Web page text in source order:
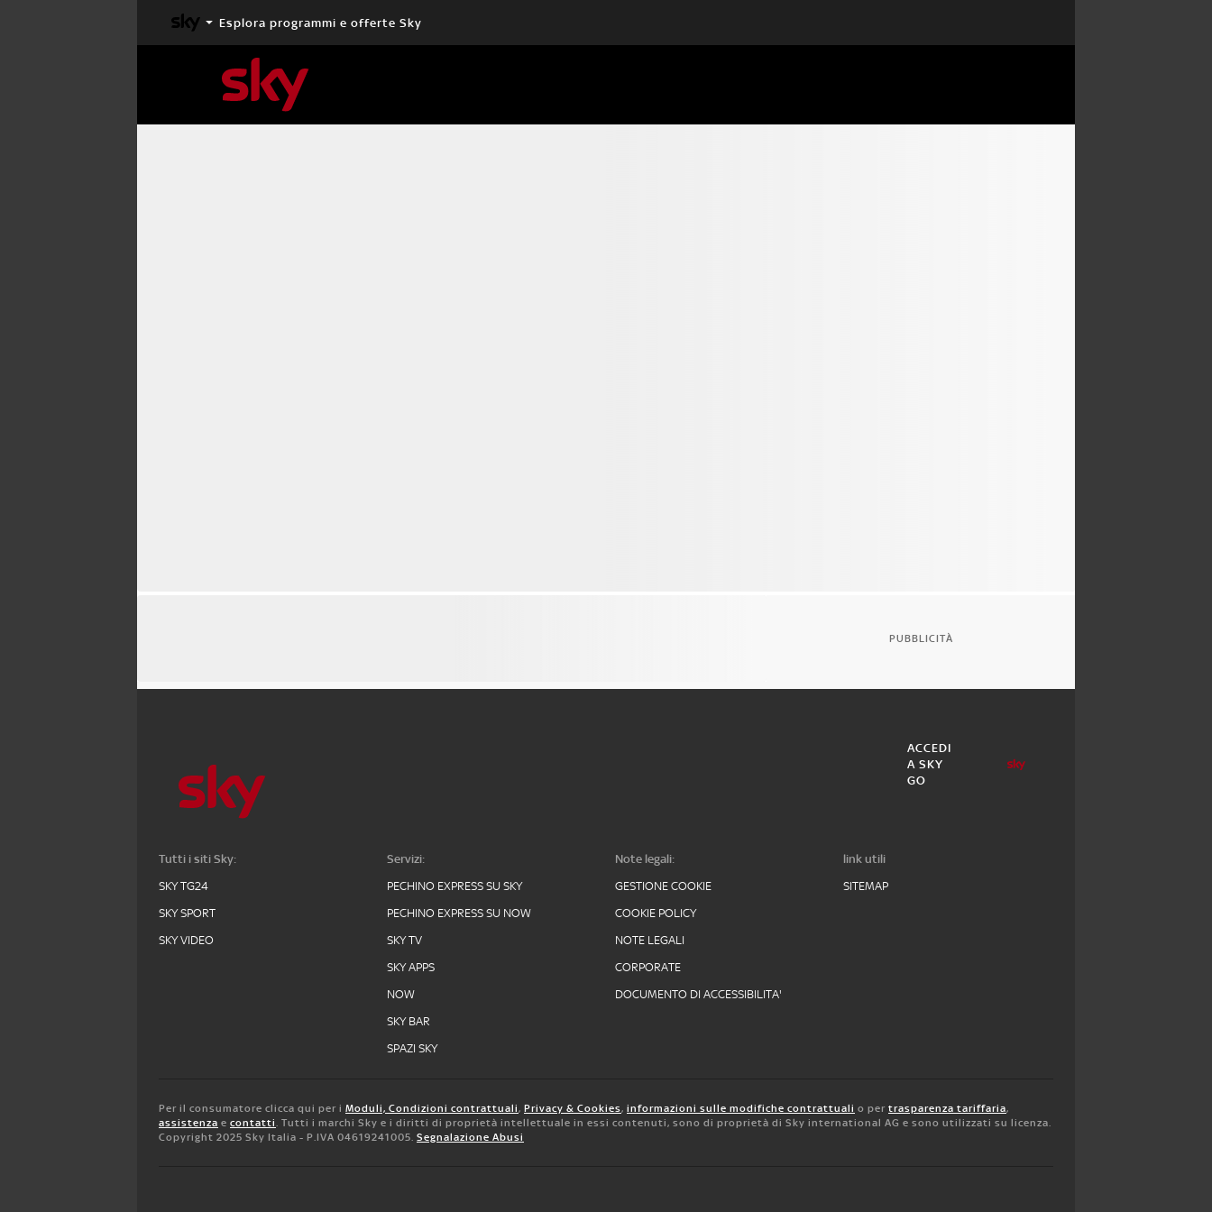
Esplora programmi e offerte Sky
PUBBLICITÀ
ACCEDI
A SKY
GO
Tutti i siti Sky:
SKY TG24
SKY SPORT
SKY VIDEO
Servizi:
PECHINO EXPRESS SU SKY
PECHINO EXPRESS SU NOW
SKY TV
SKY APPS
NOW
SKY BAR
SPAZI SKY
Note legali:
GESTIONE COOKIE
COOKIE POLICY
NOTE LEGALI
CORPORATE
DOCUMENTO DI ACCESSIBILITA'
link utili
SITEMAP
Per il consumatore clicca qui per i Moduli, Condizioni contrattuali, Privacy & Cookies, informazioni sulle modifiche contrattuali o per trasparenza tariffaria,
assistenza e contatti. Tutti i marchi Sky e i diritti di proprietà intellettuale in essi contenuti, sono di proprietà di Sky international AG e sono utilizzati su licenza.
Copyright 2025 Sky Italia - P.IVA 04619241005. Segnalazione Abusi